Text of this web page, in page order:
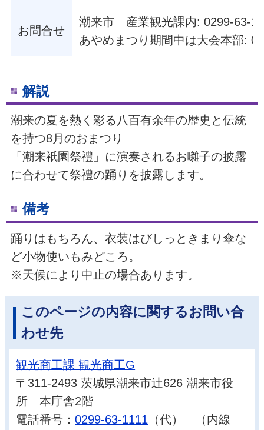
お問合せ
潮来市 産業観光課内: 0299-63-
あやめまつり期間中は大会本部:
解説
潮来の夏を熱く彩る八百有余年の歴史と伝統
を持つ8月のおまつり
「潮来祇園祭禮」に演奏されるお囃子の披露
に合わせて祭禮の踊りを披露します。
備考
踊りはもちろん、衣装はびしっときまり傘な
ど小物使いもみどころ。
※天候により中止の場合あります。
このページの内容に関するお問い合
わせ先
観光商工課 観光商工G
〒311-2493 茨城県潮来市辻626 潮来市役
所 本庁舎2階
電話番号：0299-63-1111 （代） （内線